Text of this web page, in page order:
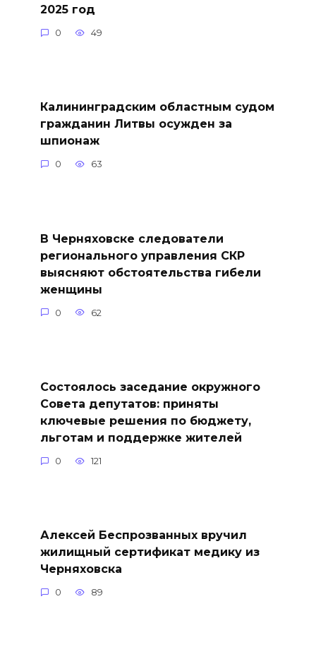
2025 год
0 49
Калининградским областным судом
гражданин Литвы осужден за
шпионаж
0 63
В Черняховске следователи
регионального управления СКР
выясняют обстоятельства гибели
женщины
0 62
Состоялось заседание окружного
Совета депутатов: приняты
ключевые решения по бюджету,
льготам и поддержке жителей
0 121
Алексей Беспрозванных вручил
жилищный сертификат медику из
Черняховска
0 89